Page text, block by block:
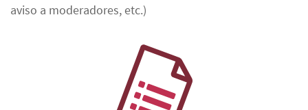
aviso a moderadores, etc.)